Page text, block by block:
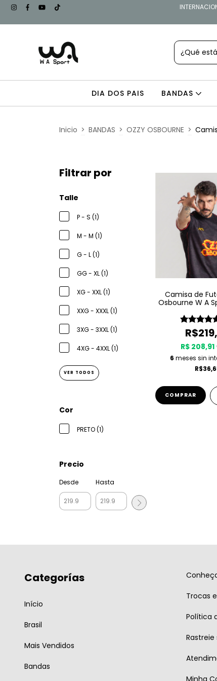
DIA DOS PAIS BANDAS
Inicio > BANDAS > OZZY OSBOURNE >
Filtrar por
Talle
P - S (1)
M - M (1)
G - L (1)
GG - XL (1)
XG - XXL (1)
XXG - XXXL (1)
3XG - 3XXL (1)
4XG - 4XXL (1)
VER TODOS
Cor
PRETO (1)
Precio
Desde Hasta
Camisa de
Osbourne W A
R$ 208,91
6 meses sin
COMPRAR
Categorías
Início
Brasil
Mais Vendidos
Bandas
Trocas
Política
Rastreie
Minha